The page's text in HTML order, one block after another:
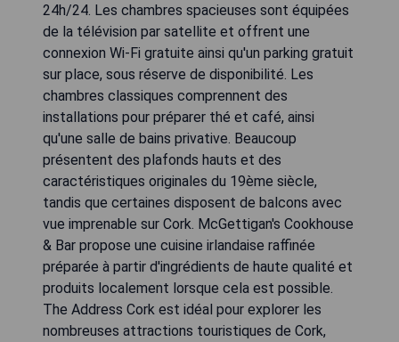
24h/24. Les chambres spacieuses sont équipées
de la télévision par satellite et offrent une
connexion Wi-Fi gratuite ainsi qu'un parking gratuit
sur place, sous réserve de disponibilité. Les
chambres classiques comprennent des
installations pour préparer thé et café, ainsi
qu'une salle de bains privative. Beaucoup
présentent des plafonds hauts et des
caractéristiques originales du 19ème siècle,
tandis que certaines disposent de balcons avec
vue imprenable sur Cork. McGettigan's Cookhouse
& Bar propose une cuisine irlandaise raffinée
préparée à partir d'ingrédients de haute qualité et
produits localement lorsque cela est possible.
The Address Cork est idéal pour explorer les
nombreuses attractions touristiques de Cork,